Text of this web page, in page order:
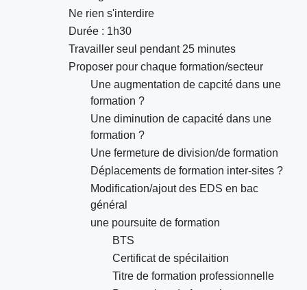
Ne rien s'interdire
Durée : 1h30
Travailler seul pendant 25 minutes
Proposer pour chaque formation/secteur
Une augmentation de capcité dans une
formation ?
Une diminution de capacité dans une
formation ?
Une fermeture de division/de formation
Déplacements de formation inter-sites ?
Modification/ajout des EDS en bac
général
une poursuite de formation
BTS
Certificat de spécilaition
Titre de formation professionnelle